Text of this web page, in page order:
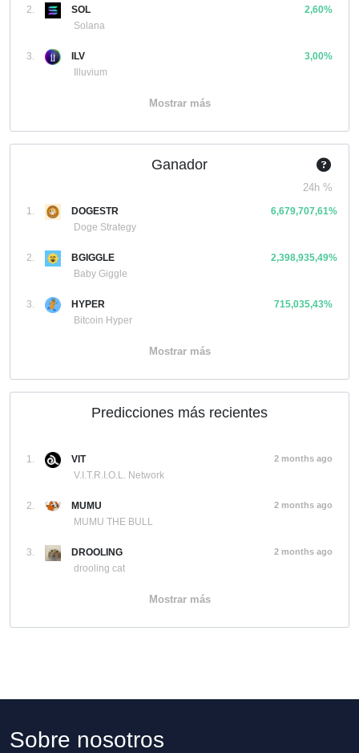
2.
SOL
Solana
2,60%
3.
ILV
Illuvium
3,00%
Mostrar más
Ganador
24h %
1.
DOGESTR
Doge Strategy
6,679,707,61%
2.
BGIGGLE
Baby Giggle
2,398,935,49%
3.
HYPER
Bitcoin Hyper
715,035,43%
Mostrar más
Predicciones más recientes
1.
VIT
V.I.T.R.I.O.L. Network
2 months ago
2.
MUMU
MUMU THE BULL
2 months ago
3.
DROOLING
drooling cat
2 months ago
Mostrar más
Sobre nosotros